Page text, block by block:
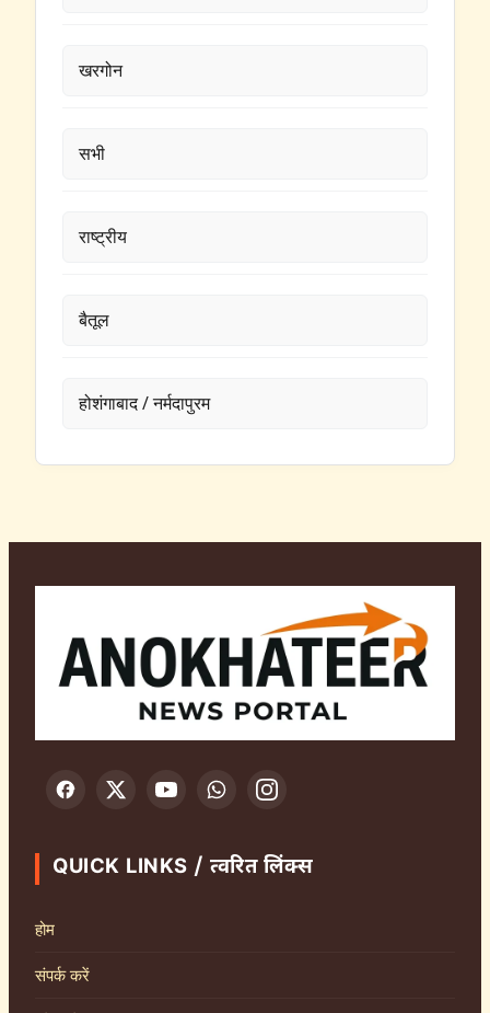
खरगोन
सभी
राष्ट्रीय
बैतूल
होशंगाबाद / नर्मदापुरम
QUICK LINKS / त्वरित लिंक्स
होम
संपर्क करें